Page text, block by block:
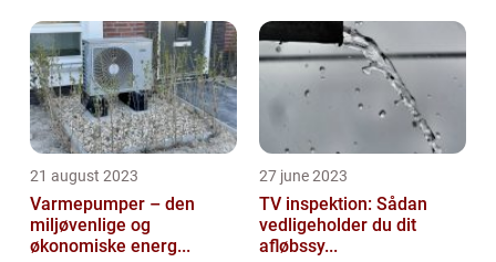
21 august 2023
Varmepumper – den
miljøvenlige og
økonomiske energ...
27 june 2023
TV inspektion: Sådan
vedligeholder du dit
afløbssy...